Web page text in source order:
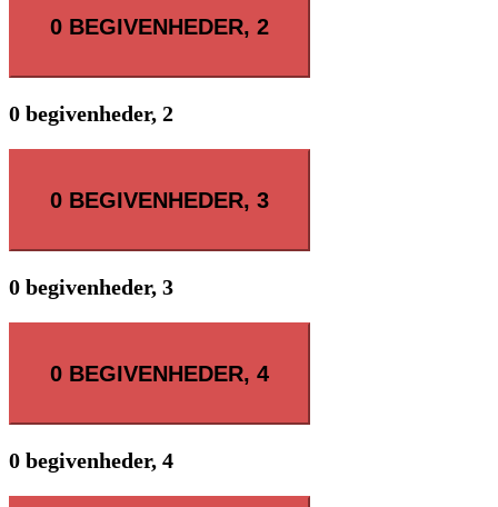
0 BEGIVENHEDER, 2
0 begivenheder, 2
0 BEGIVENHEDER, 3
0 begivenheder, 3
0 BEGIVENHEDER, 4
0 begivenheder, 4